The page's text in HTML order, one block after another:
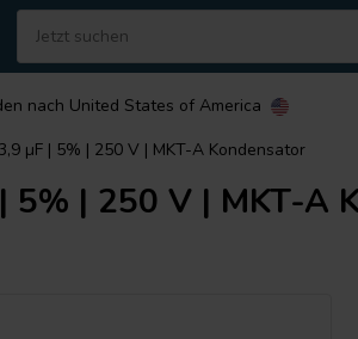
nach United States of America
µF | 5% | 250 V | MKT-A Kondensator
5% | 250 V | MKT-A